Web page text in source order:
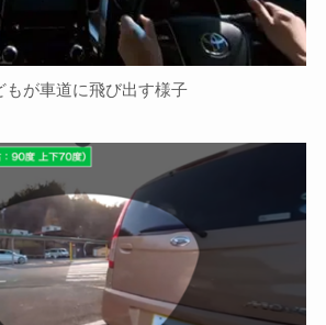
もが車道に飛び出す様子